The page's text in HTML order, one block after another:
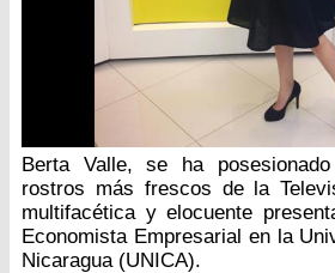
Berta Valle, se ha
rostros más frescos de la
multifacética y elocuente
Economista Empresarial en la
Nicaragua (UNICA).